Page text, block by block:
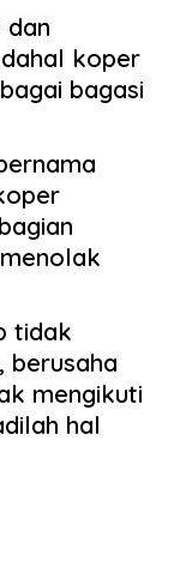
dan
koper
bagasi
tidak
berusaha
mengikuti
hal